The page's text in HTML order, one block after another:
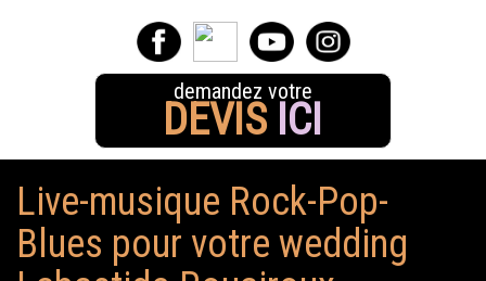
demandez votre
DEVIS ICI
Live-musique Rock-Pop-
Blues pour votre wedding